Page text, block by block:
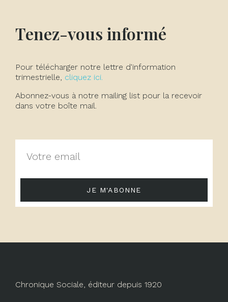
Tenez-vous informé
Pour télécharger notre lettre d'information
trimestrielle, cliquez ici.
Abonnez-vous à notre mailing list pour la recevoir
dans votre boîte mail.
JE M'ABONNE
Chronique Sociale, éditeur depuis 1920